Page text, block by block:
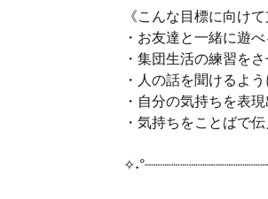
《こんな目標に向けて
・お友達と一緒に遊
・集団生活の練習を
・人の話を聞けるよ
・自分の気持ちを表
・気持ちをことばで